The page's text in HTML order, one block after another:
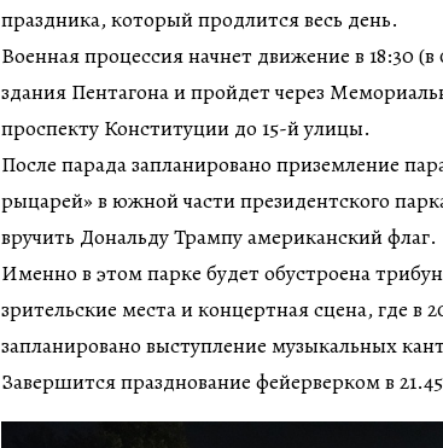
праздника, который продлится весь день.
Военная процессия начнет движение в 18:30
здания Пентагона и пройдет через
проспекту Конституции до 15-й улицы.
После парада запланировано приземление
рыцарей» в южной части президентского
вручить Дональду Трампу американский флаг.
Именно в этом парке будет обустроена
зрительские места и концертная сцена, где в
запланировано выступление музыкальных
Завершится празднование фейерверком в